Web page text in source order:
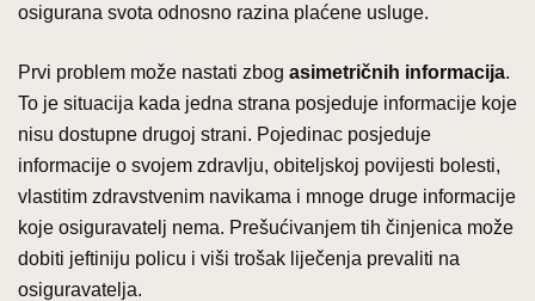
osigurana svota odnosno razina plaćene usluge.
Prvi problem može nastati zbog asimetričnih informacija.
To je situacija kada jedna strana posjeduje informacije koje
nisu dostupne drugoj strani. Pojedinac posjeduje
informacije o svojem zdravlju, obiteljskoj povijesti bolesti,
vlastitim zdravstvenim navikama i mnoge druge informacije
koje osiguravatelj nema. Prešućivanjem tih činjenica može
dobiti jeftiniju policu i viši trošak liječenja prevaliti na
osiguravatelja.